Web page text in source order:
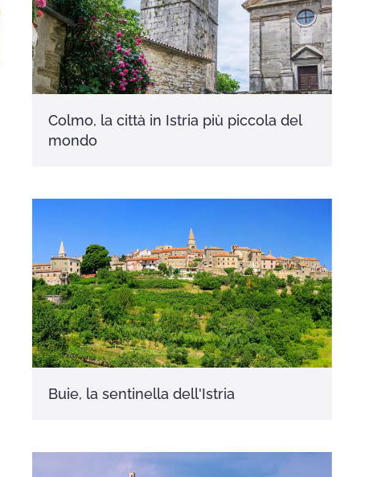
Colmo, la città in Istria più piccola del
mondo
Buie, la sentinella dell'Istria